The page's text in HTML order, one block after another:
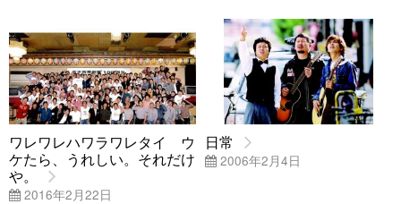
ワレワレハワラワレタイ ウ
ケたら、うれしい。それだけ
や。
2016年2月22日
日常
2006年2月4日